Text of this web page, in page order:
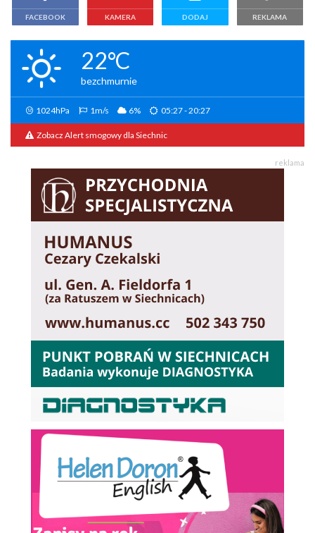
FACEBOOK KAMERA DODAJ REKLAMA
22°C
bezchmurnie
1024hPa 1m/s 6% 05:27 - 20:27
Zobacz Alert smogowy dla Siechnic
reklama